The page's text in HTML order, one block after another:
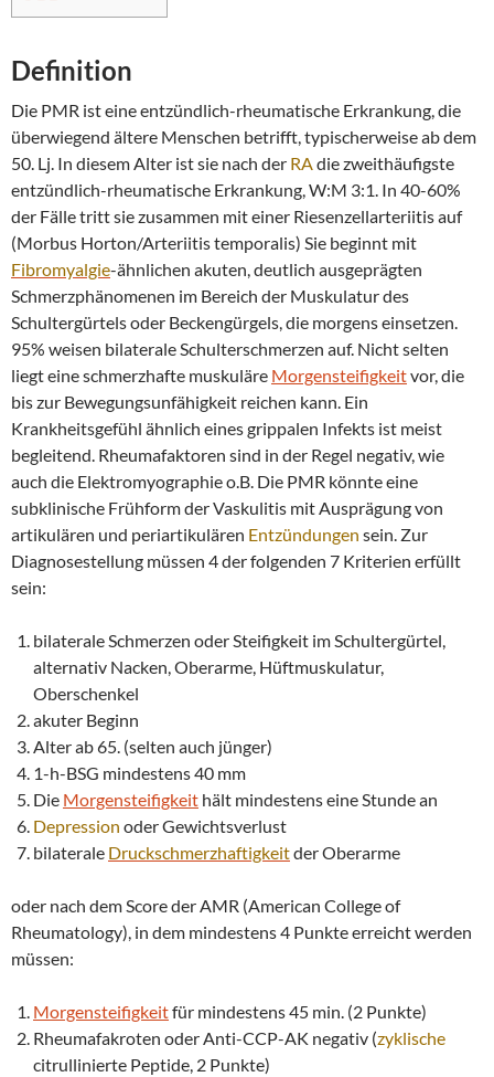
Definition
Die PMR ist eine entzündlich-rheumatische Erkrankung, die
überwiegend ältere Menschen betrifft, typischerweise ab dem
50. Lj. In diesem Alter ist sie nach der RAdie zweithäufigste
entzündlich-rheumatische Erkrankung, W:M 3:1. In 40-60%
der Fälle tritt sie zusammen mit einer Riesenzellarteriitis auf
(Morbus Horton/Arteriitis temporalis) Sie beginnt mit
Fibromyalgie-ähnlichen akuten, deutlich ausgeprägten
Schmerzphänomenen im Bereich der Muskulatur des
Schultergürtels oder Beckengürgels, die morgens einsetzen.
95% weisen bilaterale Schulterschmerzen auf. Nicht selten
liegt eine schmerzhafte muskuläre Morgensteifigkeitvor, die
bis zur Bewegungsunfähigkeit reichen kann. Ein
Krankheitsgefühl ähnlich eines grippalen Infekts ist meist
begleitend. Rheumafaktoren sind in der Regel negativ, wie
auch die Elektromyographie o.B. Die PMR könnte eine
subklinische Frühform der Vaskulitis mit Ausprägung von
artikulären und periartikulären Entzündungen sein. Zur
Diagnosestellung müssen 4 der folgenden 7 Kriterien erfüllt
sein:
bilaterale Schmerzen oder Steifigkeit im Schultergürtel,
alternativ Nacken, Oberarme, Hüftmuskulatur,
Oberschenkel
akuter Beginn
Alter ab 65. (selten auch jünger)
1-h-BSG mindestens 40 mm
Die Morgensteifigkeit hält mindestens eine Stunde an
Depression oder Gewichtsverlust
bilaterale Druckschmerzhaftigkeitder Oberarme
oder nach dem Score der AMR (American College of
Rheumatology), in dem mindestens 4 Punkte erreicht werden
müssen:
Morgensteifigkeitfür mindestens 45 min. (2 Punkte)
Rheumafakroten oder Anti-CCP-AK negativ (zyklische
citrullinierte Peptide, 2 Punkte)